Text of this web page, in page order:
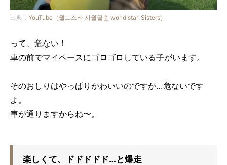
出典： YouTube（월드스타 사월끝순 world star_Sisters）
って、危ない！
車の前でマイペースにゴロゴロしている子がいます。
そのおしりはやっぱりかわいいのですが…危ないです
よ。
車が通りますからね〜。
楽しくて、ドドドドド…と爆走